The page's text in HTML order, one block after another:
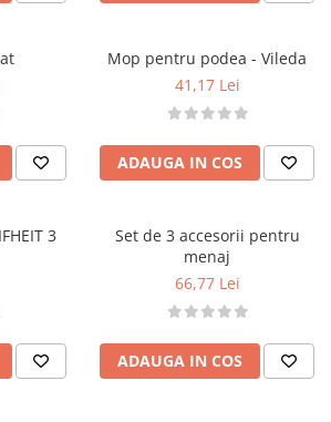
Mop pentru podea - Vileda
41,17 Lei
ADAUGA IN COS
3
Set de 3 accesorii pentru
menaj
66,77 Lei
ADAUGA IN COS